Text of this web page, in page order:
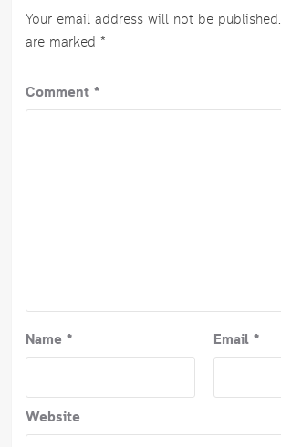
Your email address will not be published.
are marked *
Comment *
Name * Email *
Website